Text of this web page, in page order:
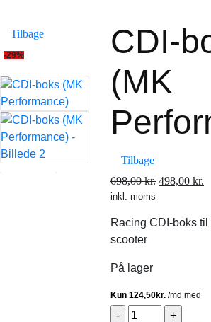
Tilbage
-29%
CDI-
(MK
Tilbage
698,00kr. Den
498,00 kr.
inkl. moms
Racing CDI-boks
scooter
På lager
CDI-